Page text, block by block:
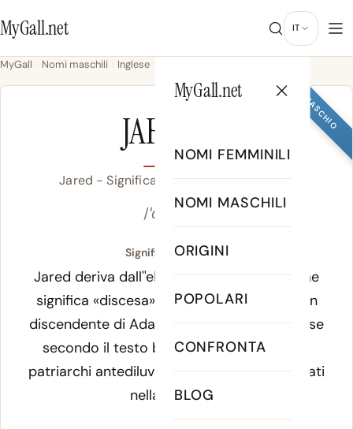
MyGall.net IT
MyGall.net
NOMI FEMMINILI
NOMI MASCHILI
ORIGINI
POPOLARI
CONFRONTA
BLOG
MyGall Nomi maschili Inglese
MASCHIO
JARED
Jared - Significato, Origine & Popolarità
/ˈd͡ʒæɹ.əd/
Significato di Jared:
Jared deriva dall''ebraicoYaredoYered, che
significa «discesa». Nella Genesi, Jared è un
discendente di Adamo, padre di Enoc, e visse
secondo il testo biblico 962 anni: uno dei
patriarchi antediluviani più longevi menzionati
nella Scrittura.